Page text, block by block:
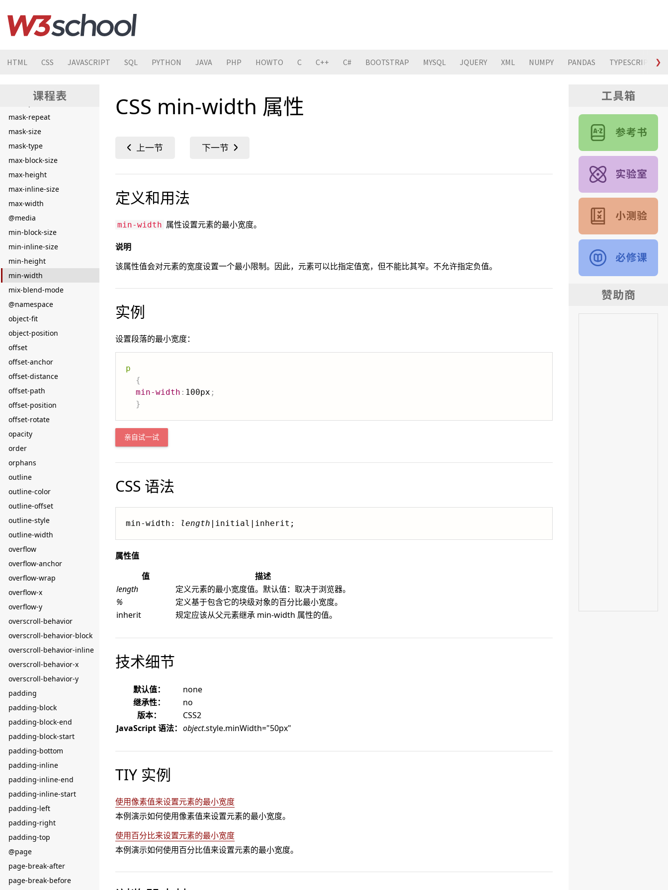
HTML CSS JAVASCRIPT SQL PYTHON JAVA PHP HOWTO C C++ C# BOOTSTRAP MYSQL JQUERY XML NUMPY PANDAS TYPESCRIPT ❯
mask
mask-clip
mask-image
mask-origin
mask-position
mask-repeat
mask-size
mask-type
max-block-size
max-height
max-inline-size
max-width
@media
min-block-size
min-inline-size
min-height
min-width
mix-blend-mode
@namespace
object-fit
object-position
offset
offset-anchor
offset-distance
offset-path
offset-position
offset-rotate
opacity
order
orphans
outline
outline-color
outline-offset
outline-style
outline-width
overflow
overflow-anchor
overflow-wrap
overflow-x
overflow-y
overscroll-behavior
overscroll-behavior-block
overscroll-behavior-inline
overscroll-behavior-x
overscroll-behavior-y
padding
padding-block
padding-block-end
padding-block-start
padding-bottom
padding-inline
padding-inline-end
padding-inline-start
padding-left
padding-right
padding-top
@page
page-break-after
page-break-before
CSS min-width 属性
定义和用法
min-width 属性设置元素的最小宽度。
说明
该属性值会对元素的宽度设置一个最小限制。因此，元素可以比指定值宽，但不能比其窄。不允许指定负值。
实例
设置段落的最小宽度：
p
{
min-width : 100px ;
}
亲自试一试
CSS 语法
min-width: length |initial|inherit;
属性值
值
描述
length
定义元素的最小宽度值。默认值：取决于浏览器。
%
定义基于包含它的块级对象的百分比最小宽度。
inherit
规定应该从父元素继承 min-width 属性的值。
技术细节
默认值：
none
继承性：
no
版本：
CSS2
JavaScript 语法： object.style.minWidth="50px"
TIY 实例
使用像素值来设置元素的最小宽度
本例演示如何使用像素值来设置元素的最小宽度。
使用百分比来设置元素的最小宽度
本例演示如何使用百分比值来设置元素的最小宽度。